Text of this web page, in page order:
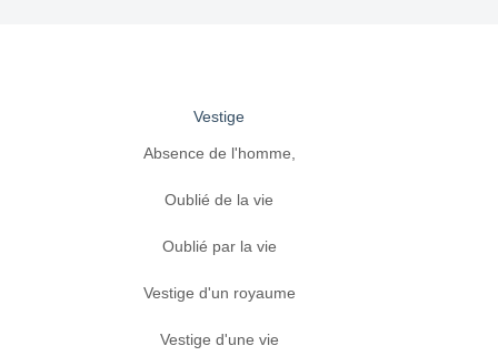
Vestige
Absence de l'homme,
Oublié de la vie
Oublié par la vie
Vestige d'un royaume
Vestige d'une vie